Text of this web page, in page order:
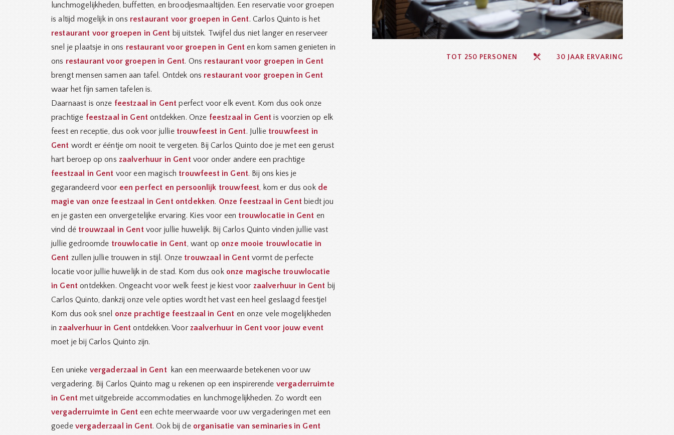
lunchmogelijkheden, buffetten, en broodjesmaaltijden. Een reservatie voor groepen
is altijd mogelijk in ons restaurant voor groepen in Gent. Carlos Quinto is het
restaurant voor groepen in Gent bij uitstek. Twijfel dus niet langer en reserveer
snel je plaatsje in ons restaurant voor groepen in Gent en kom samen genieten in
ons restaurant voor groepen in Gent. Ons restaurant voor groepen in Gent
brengt mensen samen aan tafel. Ontdek ons restaurant voor groepen in Gent
waar het fijn samen tafelen is.
Daarnaast is onze feestzaal in Gent perfect voor elk event. Kom dus ook onze
prachtige feestzaal in Gent ontdekken. Onze feestzaal in Gent is voorzien op elk
feest en receptie, dus ook voor jullie trouwfeest in Gent. Jullie trouwfeest in
Gent wordt er ééntje om nooit te vergeten. Bij Carlos Quinto doe je met een gerust
hart beroep op ons zaalverhuur in Gent voor onder andere een prachtige
feestzaal in Gent voor een magisch trouwfeest in Gent. Bij ons kies je
gegarandeerd voor een perfect en persoonlijk trouwfeest, kom er dus ook de
magie van onze feestzaal in Gent ontdekken. Onze feestzaal in Gentbiedt jou
en je gasten een onvergetelijke ervaring. Kies voor een trouwlocatie in Gent en
vind dé trouwzaal in Gentvoor jullie huwelijk. Bij Carlos Quinto vinden jullie vast
jullie gedroomde trouwlocatie in Gent, want op onze mooie trouwlocatie in
Gent zullen jullie trouwen in stijl. Onze trouwzaal in Gentvormt de perfecte
locatie voor jullie huwelijk in de stad. Kom dus ook onze magische trouwlocatie
in Gent ontdekken. Ongeacht voor welk feest je kiest voor zaalverhuur in Gent bij
Carlos Quinto, dankzij onze vele opties wordt het vast een heel geslaagd feestje!
Kom dus ook snel onze prachtige feestzaal in Gent en onze vele mogelijkheden
in zaalverhuur in Gent ontdekken. Voor zaalverhuur in Gent voor jouw event
moet je bij Carlos Quinto zijn.
Een unieke vergaderzaal in Gentkan een meerwaarde betekenen voor uw
vergadering. Bij Carlos Quinto mag u rekenen op een inspirerende vergaderruimte
in Gent met uitgebreide accommodaties en lunchmogelijkheden. Zo wordt een
vergaderruimte in Gent een echte meerwaarde voor uw vergaderingen met een
goede vergaderzaal in Gent. Ook bij de organisatie van seminaries in Gent
TOT 250 PERSONEN 30 JAAR ERVARING